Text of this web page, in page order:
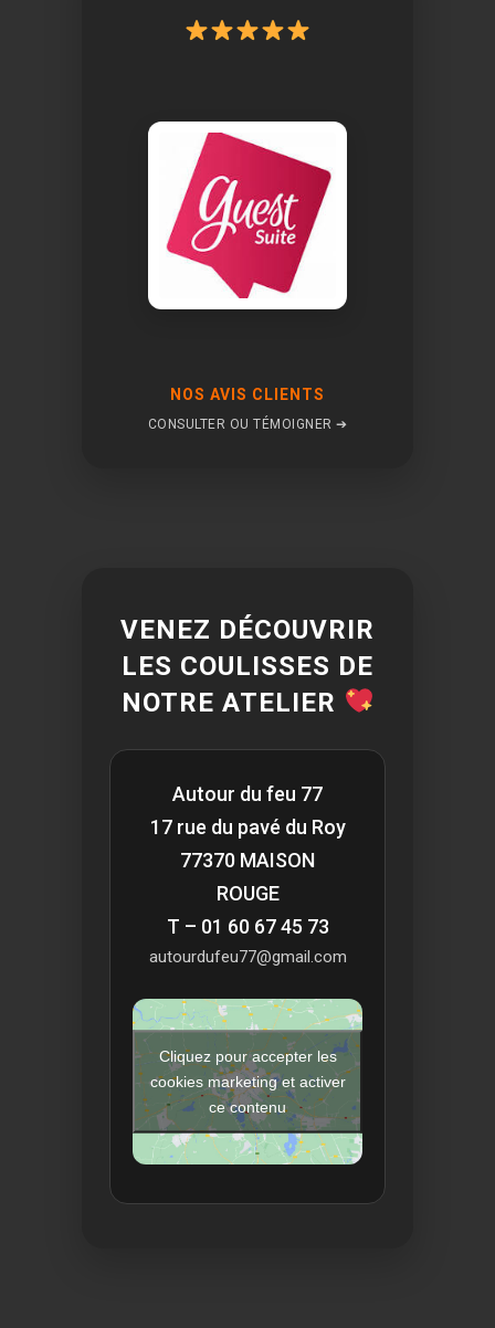
NOS AVIS CLIENTS
CONSULTER OU TÉMOIGNER ➔
VENEZ DÉCOUVRIR
LES COULISSES DE
NOTRE ATELIER
Autour du feu 77
17 rue du pavé du Roy
77370 MAISON
ROUGE
T – 01 60 67 45 73
autourdufeu77@gmail.com
Cliquez pour accepter les
cookies marketing et activer
ce contenu